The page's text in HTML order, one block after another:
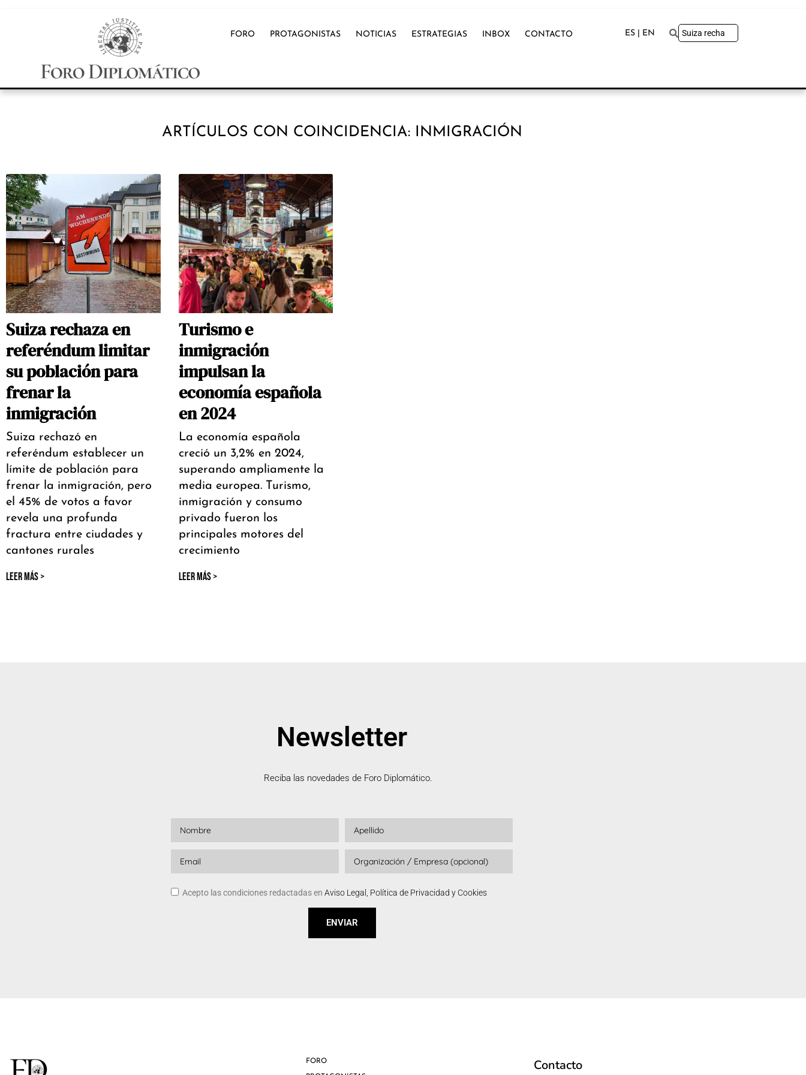
FORO PROTAGONISTAS NOTICIAS ESTRATEGIAS INBOX CONTACTO ES | EN
ARTÍCULOS CON COINCIDENCIA: INMIGRACIÓN
Suiza rechaza en
referéndum limitar
su población para
frenar la
inmigración
Suiza rechazó en
referéndum establecer un
límite de población para
frenar la inmigración, pero
el 45% de votos a favor
revela una profunda
fractura entre ciudades y
cantones rurales
LEER MÁS >
Turismo e
inmigración
impulsan la
economía española
en 2024
La economía española
creció un 3,2% en 2024,
superando ampliamente la
media europea. Turismo,
inmigración y consumo
privado fueron los
principales motores del
crecimiento
LEER MÁS >
Newsletter
Reciba las novedades de Foro Diplomático.
Acepto las condiciones redactadas en Aviso Legal, Política de Privacidad y Cookies
ENVIAR
FORO Contacto